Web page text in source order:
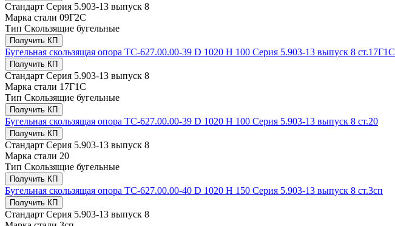
Стандарт Серия 5.903-13 выпуск 8
Марка стали 09Г2С
Тип Скользящие бугельные
Получить КП
Бугельная скользящая опора ТС-627.00.00-39 D 1020 Н 100 Серия 5.903-13 выпуск 8 ст.17Г1С
Получить КП
Стандарт Серия 5.903-13 выпуск 8
Марка стали 17Г1С
Тип Скользящие бугельные
Получить КП
Бугельная скользящая опора ТС-627.00.00-39 D 1020 Н 100 Серия 5.903-13 выпуск 8 ст.20
Получить КП
Стандарт Серия 5.903-13 выпуск 8
Марка стали 20
Тип Скользящие бугельные
Получить КП
Бугельная скользящая опора ТС-627.00.00-40 D 1020 Н 150 Серия 5.903-13 выпуск 8 ст.3сп
Получить КП
Стандарт Серия 5.903-13 выпуск 8